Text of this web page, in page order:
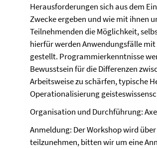
Herausforderungen sich aus dem
Zwecke ergeben und wie mit ihnen
Teilnehmenden die Möglichkeit,
hierfür werden Anwendungsfälle
gestellt. Programmierkenntnisse
Bewusstsein für die Differenzen
Arbeitsweise zu schärfen, typische
Operationalisierung
Organisation und Durchführung:
Anmeldung: Der Workshop wird
teilzunehmen, bitten wir um eine